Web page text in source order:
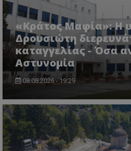
«Κράτος Μαφία»: Η
Δρουσιώτη
καταγγελίας - Όσα
Αστυνομία
08.08.2026 - 19:29